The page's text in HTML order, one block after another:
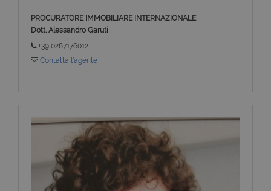
PROCURATORE IMMOBILIARE INTERNAZIONALE
Dott. Alessandro Garuti
+39 0287176012
Contatta l'agente